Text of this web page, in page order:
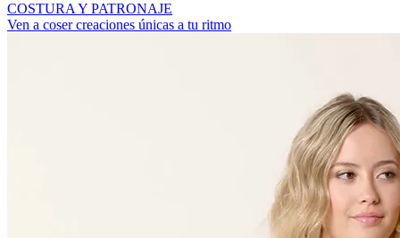
COSTURA Y PATRONAJE
Ven a coser creaciones únicas a tu ritmo